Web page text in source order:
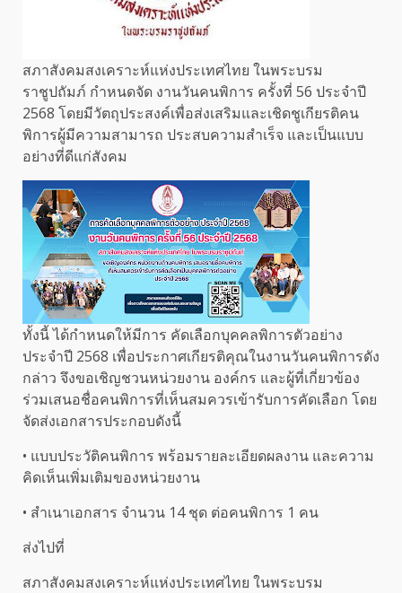
สภาสังคมสงเคราะห์แห่งประเทศไทย ในพระบรม
ราชูปถัมภ์ กำหนดจัด งานวันคนพิการ ครั้งที่ 56 ประจำปี
2568 โดยมีวัตถุประสงค์เพื่อส่งเสริมและเชิดชูเกียรติคน
พิการผู้มีความสามารถ ประสบความสำเร็จ และเป็นแบบ
อย่างที่ดีแก่สังคม
ทั้งนี้ ได้กำหนดให้มีการ คัดเลือกบุคคลพิการตัวอย่าง
ประจำปี 2568 เพื่อประกาศเกียรติคุณในงานวันคนพิการดัง
กล่าว จึงขอเชิญชวนหน่วยงาน องค์กร และผู้ที่เกี่ยวข้อง
ร่วมเสนอชื่อคนพิการที่เห็นสมควรเข้ารับการคัดเลือก โดย
จัดส่งเอกสารประกอบดังนี้
• แบบประวัติคนพิการ พร้อมรายละเอียดผลงาน และความ
คิดเห็นเพิ่มเติมของหน่วยงาน
• สำเนาเอกสาร จำนวน 14 ชุด ต่อคนพิการ 1 คน
ส่งไปที่
สภาสังคมสงเคราะห์แห่งประเทศไทย ในพระบรม